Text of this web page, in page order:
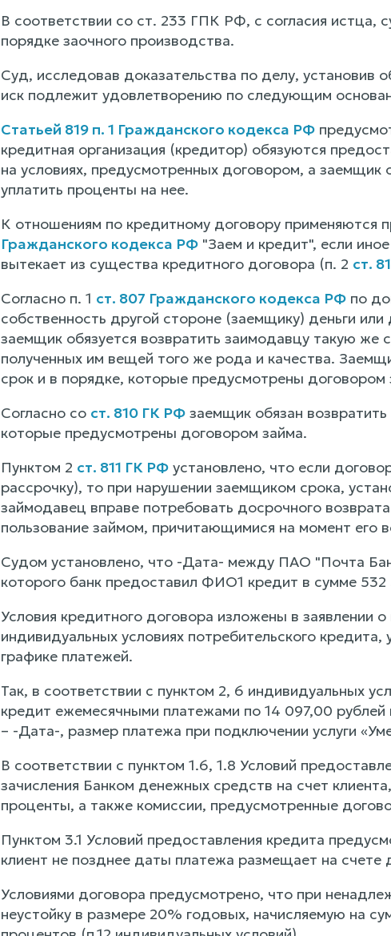
В соответствии со ст. 233 ГПК РФ, с согласия истца,
порядке заочного производства.
Суд, исследовав доказательства по делу, установив
иск подлежит удовлетворению по следующим
Статьей 819 п. 1 Гражданского кодекса РФ
кредитная организация (кредитор) обязуются
на условиях, предусмотренных договором, а
уплатить проценты на нее.
К отношениям по кредитному договору применяются
Гражданского кодекса РФ"Заем и кредит", если
вытекает из существа кредитного договора (п. 2 ст.
Согласно п. 1 ст. 807 Гражданского кодекса РФпо
собственность другой стороне (заемщику) деньги
заемщик обязуется возвратить заимодавцу такую же
полученных им вещей того же рода и качества.
срок и в порядке, которые предусмотрены договором
Согласно со ст. 810 ГК РФзаемщик обязан
которые предусмотрены договором займа.
Пунктом 2 ст. 811 ГК РФустановлено, что если
рассрочку), то при нарушении заемщиком срока,
займодавец вправе потребовать досрочного
пользование займом, причитающимися на момент его
Судом установлено, что -Дата- между ПАО "Почта
которого банк предоставил ФИО1 кредит в сумме
Условия кредитного договора изложены в заявлении
индивидуальных условиях потребительского
графике платежей.
Так, в соответствии с пунктом 2, 6 индивидуальных
кредит ежемесячными платежами по 14 097,00
– -Дата-, размер платежа при подключении услуги
В соответствии с пунктом 1.6, 1.8 Условий
зачисления Банком денежных средств на счет
проценты, а также комиссии, предусмотренные
Пунктом 3.1 Условий предоставления кредита
клиент не позднее даты платежа размещает на
Условиями договора предусмотрено, что при
неустойку в размере 20% годовых, начисляемую на